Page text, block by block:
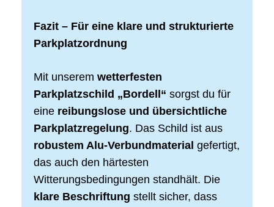
Fazit – Für eine klare und strukturierte
Parkplatzordnung
Mit unserem wetterfesten
Parkplatzschild „Bordell“ sorgst du für
eine reibungslose und übersichtliche
Parkplatzregelung. Das Schild ist aus
robustem Alu-Verbundmaterial gefertigt,
das auch den härtesten
Witterungsbedingungen standhält. Die
klare Beschriftung stellt sicher, dass